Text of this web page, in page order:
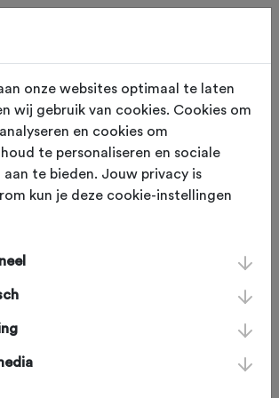
Huy
ofwel de Muur van Hoei.
een waar
geworden sinds het
in de finish van de
werd. Chemin des
onze websites optimaal te laten
wij gebruik van cookies. Cookies om
en cookies om
te personaliseren en sociale
te bieden. Jouw privacy is
kun je deze cookie-instellingen